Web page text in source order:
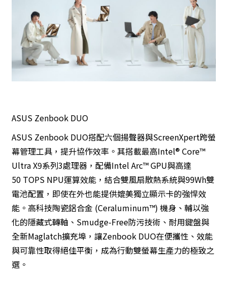
ASUS Zenbook DUO
ASUS Zenbook DUO搭配六個揚聲器與ScreenXpert跨螢
幕管理工具，提升協作效率。其搭載最高Intel® Core™
Ultra X9系列3處理器，配備Intel Arc™ GPU與高達
50 TOPS NPU運算效能，結合雙風扇散熱系統與99Wh雙
電池配置，即使在外也能提供媲美獨立顯示卡的強悍效
能。高科技陶瓷鋁合金 (Ceraluminum™) 機身、輔以強
化的隱藏式轉軸、Smudge-Free防污技術、耐用鍵盤與
全新Maglatch擴充埠，讓Zenbook DUO在便攜性、效能
與可靠性取得絕佳平衡，成為行動雙螢幕生產力的極致之
選。